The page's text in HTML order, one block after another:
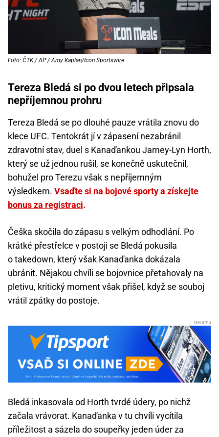
Foto: ČTK / AP / Amy Kaplan/Icon Sportswire
Tereza Bledá si po dvou letech připsala
nepříjemnou prohru
Tereza Bledá se po dlouhé pauze vrátila znovu do
klece UFC. Tentokrát jí v zápasení nezabránil
zdravotní stav, duel s Kanaďankou Jamey-Lyn Horth,
který se už jednou rušil, se konečně uskutečnil,
bohužel pro Terezu však s nepříjemným
výsledkem. Vsaďte si na bojové sporty a získejte
bonus za registraci.
Češka skočila do zápasu s velkým odhodlání. Po
krátké přestřelce v postoji se Bledá pokusila
o takedown, který však Kanaďanka dokázala
ubránit. Nějakou chvíli se bojovnice přetahovaly na
pletivu, kritický moment však přišel, když se souboj
vrátil zpátky do postoje.
Bledá inkasovala od Horth tvrdé údery, po nichž
začala vrávorat. Kanaďanka v tu chvíli vycítila
příležitost a sázela do soupeřky jeden úder za